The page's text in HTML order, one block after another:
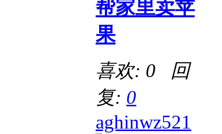
帮家里卖苹
果
喜欢: 0 回
复: 0
aghinwz521